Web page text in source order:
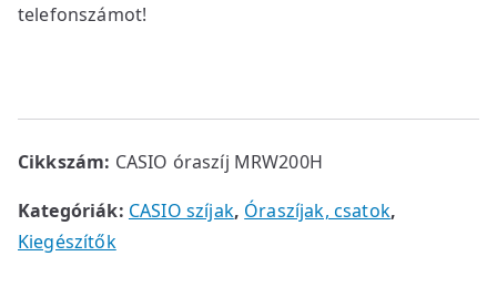
telefonszámot!
Cikkszám: CASIO óraszíj MRW200H
Kategóriák: CASIO szíjak, Óraszíjak, csatok,
Kiegészítők